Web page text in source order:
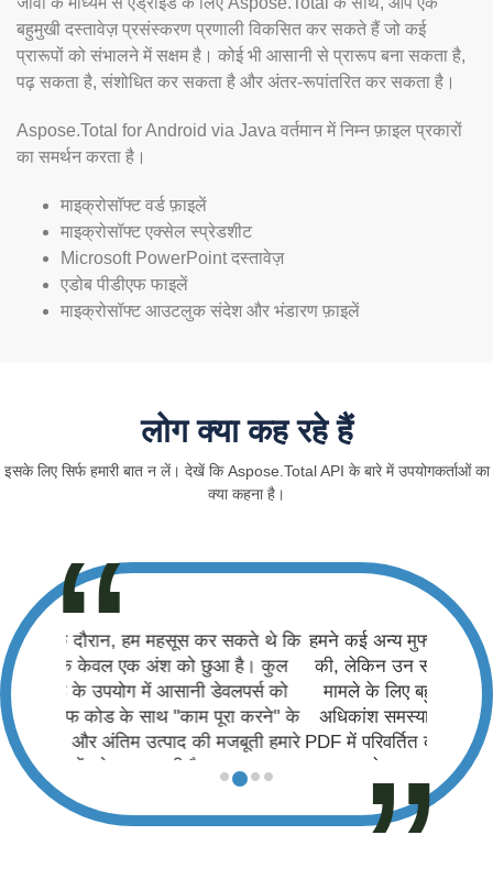
बहुमुखी दस्तावेज़ प्रसंस्करण प्रणाली विकसित कर सकते हैं जो कई
प्रारूपों को संभालने में सक्षम है। कोई भी आसानी से प्रारूप बना सकता है,
पढ़ सकता है, संशोधित कर सकता है और अंतर-रूपांतरित कर सकता है।
Aspose.Total for Android via Java वर्तमान में निम्न फ़ाइल प्रकारों
का समर्थन करता है।
माइक्रोसॉफ्ट वर्ड फ़ाइलें
माइक्रोसॉफ्ट एक्सेल स्प्रेडशीट
Microsoft PowerPoint दस्तावेज़
एडोब पीडीएफ फाइलें
माइक्रोसॉफ्ट आउटलुक संदेश और भंडारण फ़ाइलें
लोग क्या कह रहे हैं
इसके लिए सिर्फ हमारी बात न लें। देखें कि Aspose.Total API के बारे में उपयोगकर्ताओं का
क्या कहना है।
हमने कई अन्य मुफ्त और सशुल्क समाधानों की कोशिश
की, लेकिन उन सभी की सीमाएँ थीं जो हमारे उपयोग-
मामले के लिए बहुत बढ़िया थीं। हमारे समाधानों की
अधिकांश समस्याएँ Microsoft Office फ़ाइलों को
PDF में परिवर्तित करने में उत्पन्न हुईं। ओनली असपोज
ने हर बार इसे बखूबी साबित किया।
Rick Goud | ZIVVER, Netherlands